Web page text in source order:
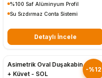
%100 Saf Alüminyum Profil
Su Sızdırmaz Conta Sistemi
Detaylı İncele
-%12
Asimetrik Oval Duşakabin
+ Küvet - SOL